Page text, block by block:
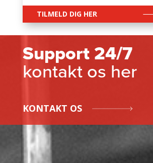
TILMELD DIG HER
Support 24/7
kontakt os her
KONTAKT OS